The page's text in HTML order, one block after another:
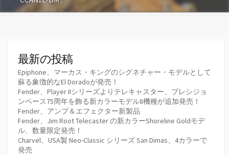
最新の投稿
Epiphone、マーカス・キングのシグネチャー・モデルとして
蘇る象徴的なEl Doradoが発売！
Fender、Player IIシリーズよりテレキャスター、プレシジョ
ンベース75周年を飾る新カラーモデル8機種が追加発売！
Fender、アンプ＆エフェクター新製品
Fender、Jim Root Telecaster の新カラーShoreline Goldモデ
ル、数量限定発売！
Charvel、USA製 Neo-Classic シリーズ San Dimas、4カラーで
発売